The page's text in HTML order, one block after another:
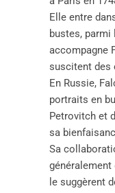
Elle entre
bustes, parmi
accompagne
suscitent des
En Russie,
portraits en
Petrovitch et
sa
Sa
généralement
le suggèrent